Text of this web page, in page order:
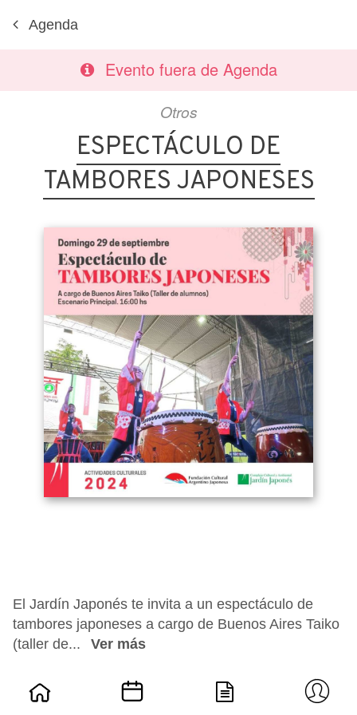
Agenda
Evento fuera de Agenda
Otros
ESPECTÁCULO DE
TAMBORES JAPONESES
El Jardín Japonés te invita a un espectáculo de
tambores japoneses a cargo de Buenos Aires Taiko
(taller de...
Ver más